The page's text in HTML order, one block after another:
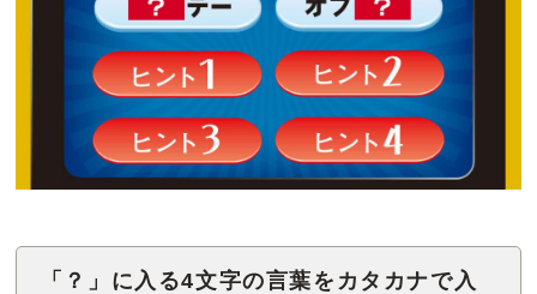
「？」に入る4文字の言葉をカタカナで入